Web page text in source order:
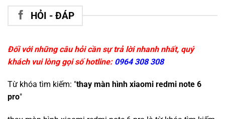
HỎI - ĐÁP
Đối với những câu hỏi cần sự trả lời nhanh nhất, quý
khách vui lòng gọi số hotline: 0964 308 308
Từ khóa tìm kiếm: "thay màn hình xiaomi redmi note 6
pro"